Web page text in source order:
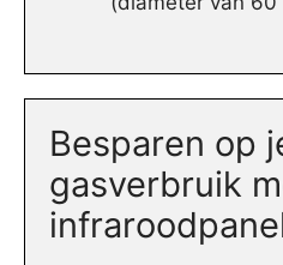
Besparen op
gasverbruik